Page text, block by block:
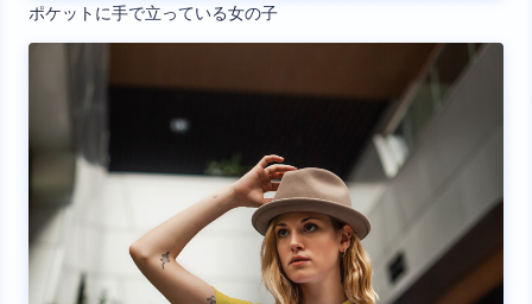
ポケットに手で立っている女の子